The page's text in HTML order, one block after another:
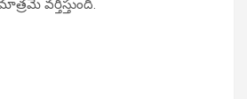
వర్తిస్తుంది.